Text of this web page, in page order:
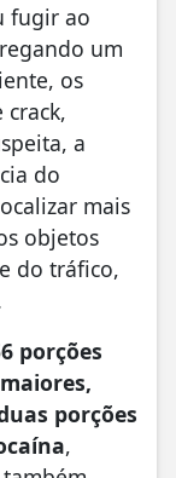
fugir ao
um
os
a
do
mais
objetos
do tráfico,
porções
porções
,